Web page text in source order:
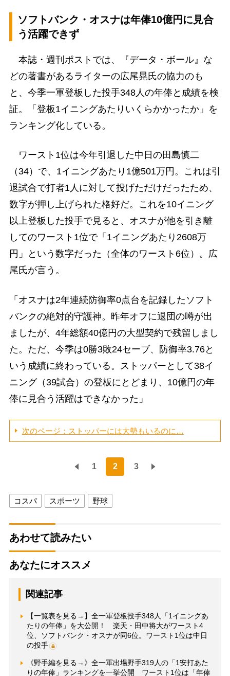
ソフトバンク・オスナは年俸10億円に見合
う活躍できず
本誌・週刊ポストでは、『データ・ボール』な
どの著書があるライターの広尾晃氏の協力のも
と、今季一軍登板した投手348人の年俸と成績を検
証。「登板1イニングあたりいくらかかったか」を
ランキング化している。
ワースト1位は今年引退した中日の田島慎二
（34）で、1イニングあたり1億501万円。これは引
退試合で打者1人に対して投げただけだったため、
数字が押し上げられた格好だ。これを10イニング
以上登板した投手で見ると、オスナが他を引き離
してのワースト1位で「1イニングあたり2608万
円」という数字だった（全体のワースト6位）。広
尾氏が言う。
「オスナは2年連続防御率0点台を記録したソフト
バンクの絶対的守護神。昨年オフに退団の噂が出
ましたが、4年総額40億円の大型契約で残留しまし
た。ただ、今季は0勝3敗24セーブ、防御率3.76と
いう成績に終わっている。ストッパーとして38イ
ニング（39試合）の登板にとどまり、10億円の年
俸に見合う活躍はできなかった」
次のページ：ストッパーには大勢もいるのに…
1 2 3
コスパ スポーツ 野球
あわせて読みたい
あなたにオススメ
関連記事
【一覧表を見る→】全一軍登板投手348人「1イニングあ
たりの年俸」を大公開！ 楽天・田中将大がワースト4
位、ソフトバンク・オスナが同6位。ワースト1位は中日
の投手
《野手編を見る→》全一軍出場野手319人の「1安打あた
りの年俸」ランキングを一挙公開 ワースト1位は「年俸